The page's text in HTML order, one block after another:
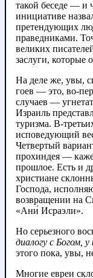
такой беседе — и
инициативе
претендующих
праведниками.
великих
заслуги, которые
На деле же, увы,
гоев — это, во-
случаев —
Израиль
туризма. В-
исповедующий
Четвертый
прохиндея —
прошлое. Есть и
христиане
Господа,
возвращении на
«Ани́ Исраэли».
Но серьезного
диалогу с Богом,
этого пока, увы,
Многие евреи